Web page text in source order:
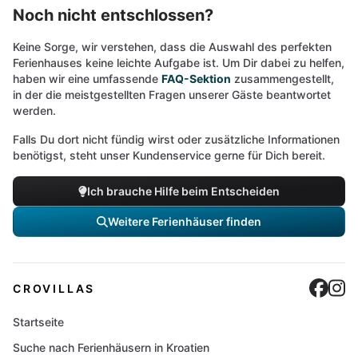
Noch nicht entschlossen?
Keine Sorge, wir verstehen, dass die Auswahl des perfekten
Ferienhauses keine leichte Aufgabe ist. Um Dir dabei zu helfen,
haben wir eine umfassende FAQ-Sektion zusammengestellt,
in der die meistgestellten Fragen unserer Gäste beantwortet
werden.
Falls Du dort nicht fündig wirst oder zusätzliche Informationen
benötigst, steht unser Kundenservice gerne für Dich bereit.
Ich brauche Hilfe beim Entscheiden
Weitere Ferienhäuser finden
CROVILLAS
Startseite
Suche nach Ferienhäusern in Kroatien